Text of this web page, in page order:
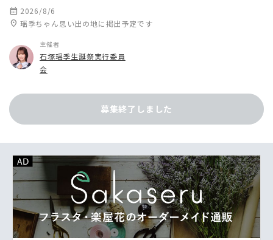
calendar_month 2026/8/6
location_on 瑶季ちゃん思い出の地に掲出予定です
主催者
石塚瑶季生誕祭実行委員
会
募集終了しました